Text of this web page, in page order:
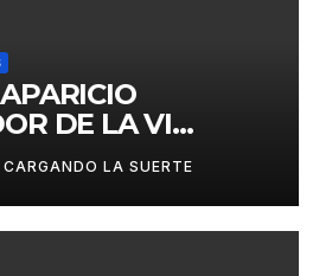
DE LA VI
CERTAMEN
SOLANA»
CARGANDO LA SUERTE